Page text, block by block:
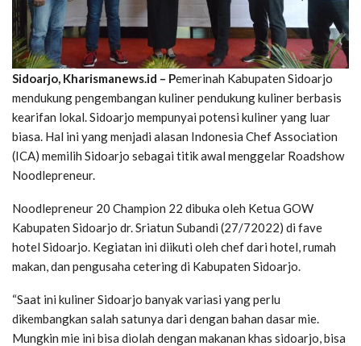
Sidoarjo, Kharismanews.id – Pemerinah Kabupaten Sidoarjo
mendukung pengembangan kuliner pendukung kuliner berbasis
kearifan lokal. Sidoarjo mempunyai potensi kuliner yang luar
biasa. Hal ini yang menjadi alasan Indonesia Chef Association
(ICA) memilih Sidoarjo sebagai titik awal menggelar Roadshow
Noodlepreneur.
Noodlepreneur 20 Champion 22 dibuka oleh Ketua GOW
Kabupaten Sidoarjo dr. Sriatun Subandi (27/72022) di fave
hotel Sidoarjo. Kegiatan ini diikuti oleh chef dari hotel, rumah
makan, dan pengusaha cetering di Kabupaten Sidoarjo.
“Saat ini kuliner Sidoarjo banyak variasi yang perlu
dikembangkan salah satunya dari dengan bahan dasar mie.
Mungkin mie ini bisa diolah dengan makanan khas sidoarjo, bisa